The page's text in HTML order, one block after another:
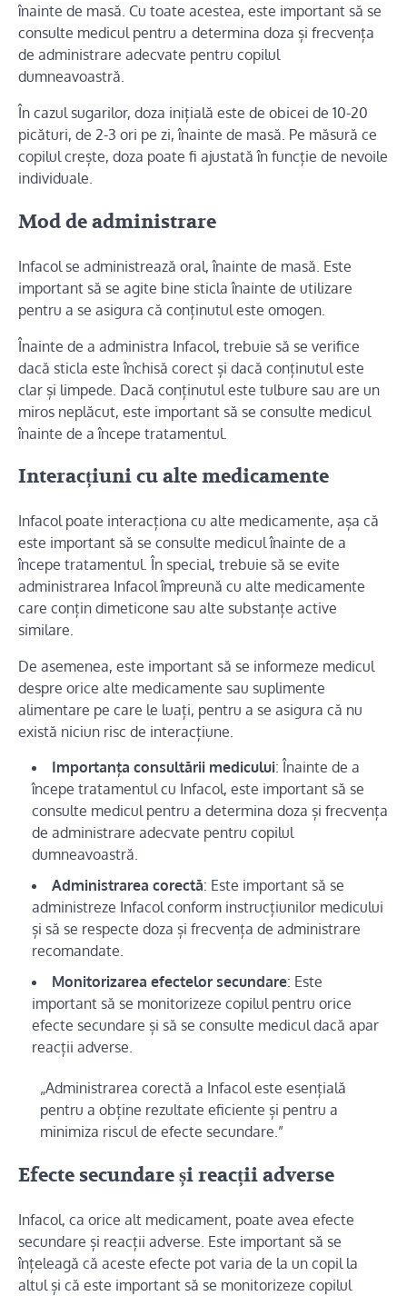
înainte de masă. Cu toate acestea, este important să se
consulte medicul pentru a determina doza și frecvența
de administrare adecvate pentru copilul
dumneavoastră.
În cazul sugarilor, doza inițială este de obicei de 10-20
picături, de 2-3 ori pe zi, înainte de masă. Pe măsură ce
copilul crește, doza poate fi ajustată în funcție de nevoile
individuale.
Mod de administrare
Infacol se administrează oral, înainte de masă. Este
important să se agite bine sticla înainte de utilizare
pentru a se asigura că conținutul este omogen.
Înainte de a administra Infacol, trebuie să se verifice
dacă sticla este închisă corect și dacă conținutul este
clar și limpede. Dacă conținutul este tulbure sau are un
miros neplăcut, este important să se consulte medicul
înainte de a începe tratamentul.
Interacțiuni cu alte medicamente
Infacol poate interacționa cu alte medicamente, așa că
este important să se consulte medicul înainte de a
începe tratamentul. În special, trebuie să se evite
administrarea Infacol împreună cu alte medicamente
care conțin dimeticone sau alte substanțe active
similare.
De asemenea, este important să se informeze medicul
despre orice alte medicamente sau suplimente
alimentare pe care le luați, pentru a se asigura că nu
există niciun risc de interacțiune.
Importanța consultării medicului: Înainte de a
începe tratamentul cu Infacol, este important să se
consulte medicul pentru a determina doza și frecvența
de administrare adecvate pentru copilul
dumneavoastră.
Administrarea corectă: Este important să se
administreze Infacol conform instrucțiunilor medicului
și să se respecte doza și frecvența de administrare
recomandate.
Monitorizarea efectelor secundare: Este
important să se monitorizeze copilul pentru orice
efecte secundare și să se consulte medicul dacă apar
reacții adverse.
„Administrarea corectă a Infacol este esențială
pentru a obține rezultate eficiente și pentru a
minimiza riscul de efecte secundare.”
Efecte secundare și reacții adverse
Infacol, ca orice alt medicament, poate avea efecte
secundare și reacții adverse. Este important să se
înțeleagă că aceste efecte pot varia de la un copil la
altul și că este important să se monitorizeze copilul